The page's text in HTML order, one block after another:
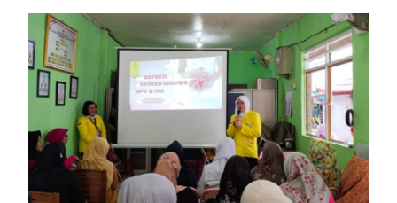
Kebenaran